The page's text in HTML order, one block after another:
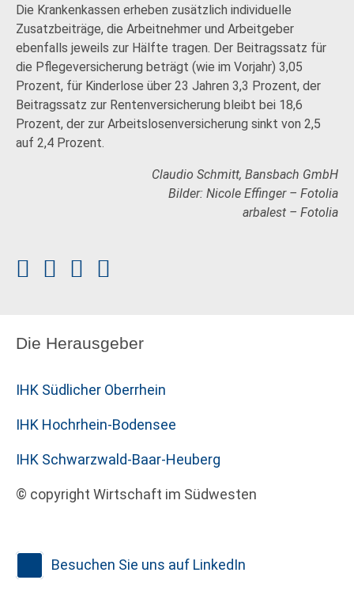
Die Krankenkassen erheben zusätzlich individuelle
Zusatzbeiträge, die Arbeitnehmer und Arbeitgeber
ebenfalls jeweils zur Hälfte tragen. Der Beitragssatz für
die Pflegeversicherung beträgt (wie im Vorjahr) 3,05
Prozent, für Kinderlose über 23 Jahren 3,3 Prozent, der
Beitragssatz zur Rentenversicherung bleibt bei 18,6
Prozent, der zur Arbeitslosenversicherung sinkt von 2,5
auf 2,4 Prozent.
Claudio Schmitt, Bansbach GmbH
Bilder: Nicole Effinger – Fotolia
arbalest – Fotolia
Die Herausgeber
IHK Südlicher Oberrhein
IHK Hochrhein-Bodensee
IHK Schwarzwald-Baar-Heuberg
© copyright Wirtschaft im Südwesten
Besuchen Sie uns auf LinkedIn